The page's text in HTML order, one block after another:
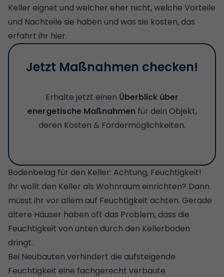
Keller eignet und welcher eher nicht, welche Vorteile
und Nachteile sie haben und was sie kosten, das
erfahrt ihr hier.
Jetzt Maßnahmen checken!
Erhalte jetzt einen Überblick über
energetische Maßnahmen für dein Objekt,
deren Kosten & Fördermöglichkeiten.
Bodenbelag für den Keller: Achtung, Feuchtigkeit!
Ihr wollt den Keller als Wohnraum einrichten? Dann
müsst ihr vor allem auf Feuchtigkeit achten. Gerade
ältere Häuser haben oft das Problem, dass die
Feuchtigkeit von unten durch den Kellerboden
dringt.
Bei Neubauten verhindert die aufsteigende
Feuchtigkeit eine fachgerecht verbaute